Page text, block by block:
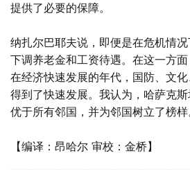
提供了必要的保障。
纳扎尔巴耶夫说，即便是在危机情
下调养老金和工资待遇。在这一方面
在经济快速发展的年代，国防、文
得到了快速发展。我认为，哈萨克
优于所有邻国，并为邻国树立了榜样
【编译：昂哈尔 审校：金桥】